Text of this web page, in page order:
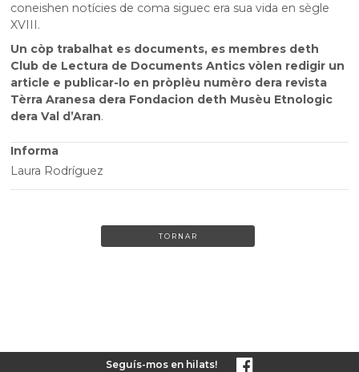
coneishen notícies de coma siguec era sua vida en sègle
XVIII.
Un còp trabalhat es documents, es membres deth
Club de Lectura de Documents Antics vòlen redigir un
article e publicar-lo en pròplèu numèro dera revista
Tèrra Aranesa dera Fondacion deth Musèu Etnologic
dera Val d’Aran.
Informa
Laura Rodríguez
TORNAR
Seguís-mos en hilats!